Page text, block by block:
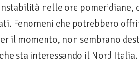
nelle ore pomeridiane,
Fenomeni che potrebbero
il momento, non sembrano
sta interessando il Nord Italia.